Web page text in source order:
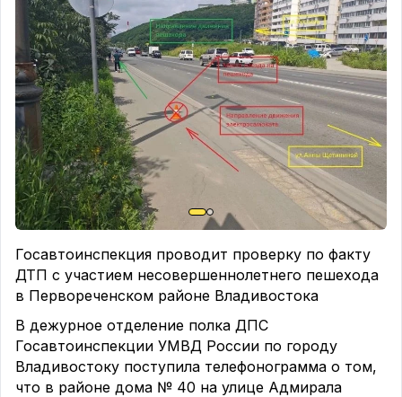
Госавтоинспекция проводит проверку по факту
ДТП с участием несовершеннолетнего пешехода
в Первореченском районе Владивостока
В дежурное отделение полка ДПС
Госавтоинспекции УМВД России по городу
Владивостоку поступила телефонограмма о том,
что в районе дома № 40 на улице Адмирала